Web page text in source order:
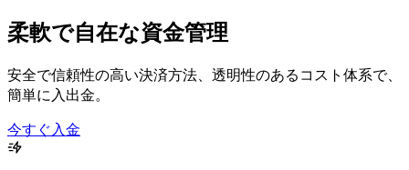
柔軟で自在な資金管理
安全で信頼性の高い決済方法、 透明性のある コスト体系で、
簡単に入出金。
今すぐ入金